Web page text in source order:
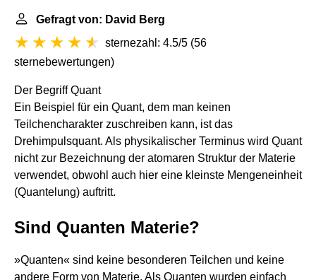
Gefragt von: David Berg
sternezahl: 4.5/5 (56
sternebewertungen)
Der Begriff Quant
Ein Beispiel für ein Quant, dem man keinen
Teilchencharakter zuschreiben kann, ist das
Drehimpulsquant. Als physikalischer Terminus wird Quant
nicht zur Bezeichnung der atomaren Struktur der Materie
verwendet, obwohl auch hier eine kleinste Mengeneinheit
(Quantelung) auftritt.
Sind Quanten Materie?
»Quanten« sind keine besonderen Teilchen und keine
andere Form von Materie. Als Quanten wurden einfach